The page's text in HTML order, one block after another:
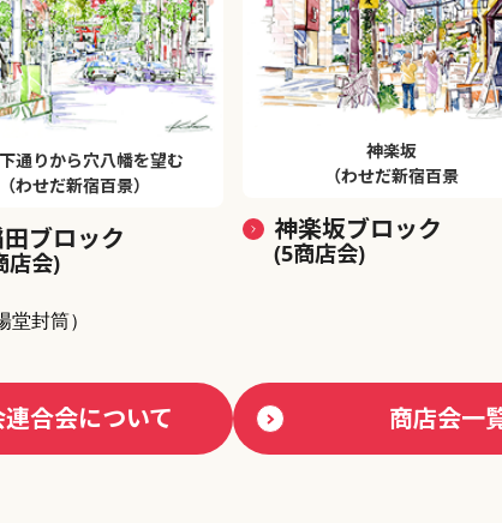
通りから穴八幡を望む
（わせだ新宿百景）
ブロック
店会)
神楽坂
（わせだ新宿百景
神楽坂ブロック
(5商店会)
堂封筒）
合会について 商店会一